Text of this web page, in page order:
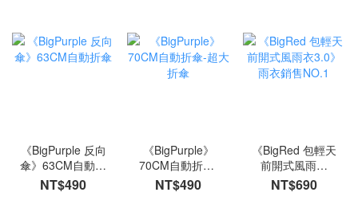
《BigPurple 反向
傘》63CM自動折
傘
NT$490
《BigPurple》
70CM自動折傘-
超大折傘
NT$490
《BigRed 包輕天
前開式風雨衣
3.0》雨衣銷售
NO.1
NT$690